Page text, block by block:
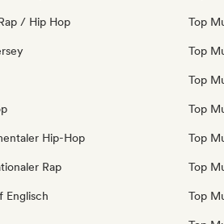
/ Hip Hop
Hip-Hop
Rap
Englisch
Top
Top
Top
Top
Top
Top
Top